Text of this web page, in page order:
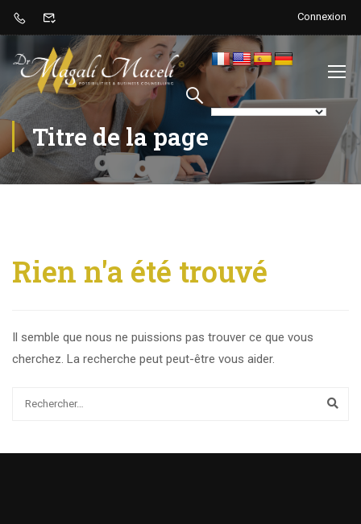
Connexion
Titre de la page
Rien n'a été trouvé
Il semble que nous ne puissions pas trouver ce que vous
cherchez. La recherche peut peut-être vous aider.